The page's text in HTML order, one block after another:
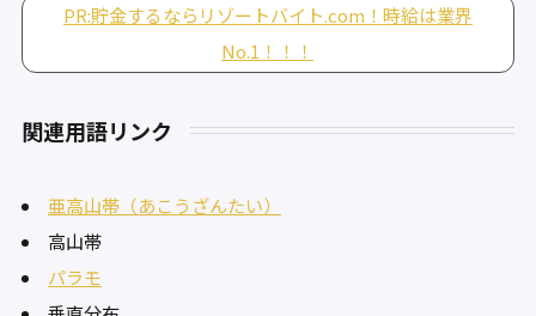
PR:貯金するならリゾートバイト.com！時給は業界
No.1！！！
関連用語リンク
亜高山帯（あこうざんたい）
高山帯
パラモ